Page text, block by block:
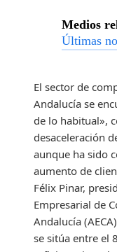
Medios
Últimas
El sector de
Andalucía se
de lo habitual»,
desaceleración
aunque ha sido
aumento de
Félix Pinar,
Empresarial de
Andalucía
se sitúa entre el